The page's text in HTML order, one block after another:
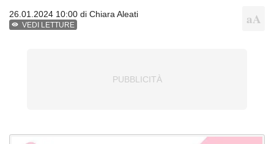
26.01.2024 10:00 di Chiara Aleati
VEDI LETTURE